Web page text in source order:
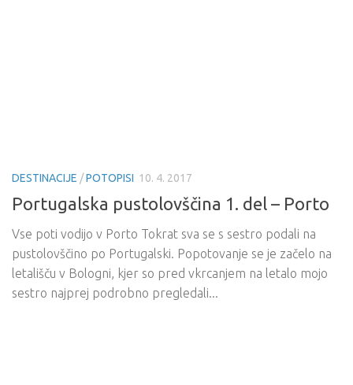
DESTINACIJE /POTOPISI 10. 4. 2017
Portugalska pustolovščina 1. del – Porto
Vse poti vodijo v Porto Tokrat sva se s sestro podali na
pustolovščino po Portugalski. Popotovanje se je začelo na
letališču v Bologni, kjer so pred vkrcanjem na letalo mojo
sestro najprej podrobno pregledali...